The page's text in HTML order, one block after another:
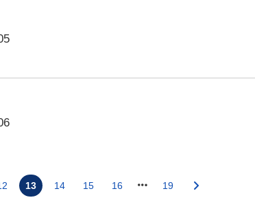
13 14 15 16 19